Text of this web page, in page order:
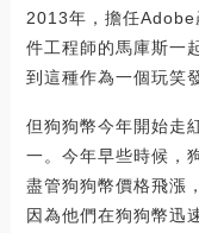
2013年，擔任Adobe
件工程師的馬庫斯一
到這種作為一個玩笑
但狗狗幣今年開始走
一。今年早些時候，
盡管狗狗幣價格飛漲
因為他們在狗狗幣迅